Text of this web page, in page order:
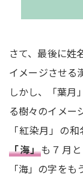
さて、最後に姓
イメージさせる
しかし、「葉月
る樹々のイメー
「紅染月」の
「海」も７月
「海」の字を